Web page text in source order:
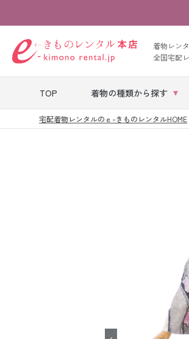
着物レン
全国宅配
TOP 着物の種類から探す
七五三レン
引き振袖レ
宅配着物レンタルのｅ-きものレンタルHOME